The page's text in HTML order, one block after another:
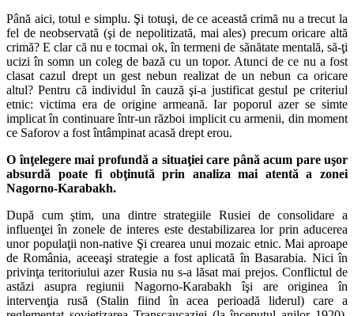
Până aici, totul e simplu. Şi totuşi, de ce această crimă nu a trecut la
fel de neobservată (şi de nepolitizată, mai ales) precum oricare altă
crimă? E clar că nu e tocmai ok, în termeni de sănătate mentală, să-ţi
ucizi în somn un coleg de bază cu un topor. Atunci de ce nu a fost
clasat cazul drept un gest nebun realizat de un nebun ca oricare
altul? Pentru că individul în cauză şi-a justificat gestul pe criteriul
etnic: victima era de origine armeană. Iar poporul azer se simte
implicat în continuare într-un război implicit cu armenii, din moment
ce Saforov a fost întâmpinat acasă drept erou.
O înţelegere mai profundă a situaţiei care până acum pare uşor
absurdă poate fi obţinută prin analiza mai atentă a zonei
Nagorno-Karabakh.
După cum ştim, una dintre strategiile Rusiei de consolidare a
influenţei în zonele de interes este destabilizarea lor prin aducerea
unor populaţii non-native Şi crearea unui mozaic etnic. Mai aproape
de România, aceeaşi strategie a fost aplicată în Basarabia. Nici în
privinţa teritoriului azer Rusia nu s-a lăsat mai prejos. Conflictul de
astăzi asupra regiunii Nagorno-Karabakh îşi are originea în
intervenţia rusă (Stalin fiind în acea perioadă liderul) care a